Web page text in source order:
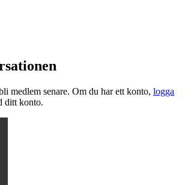
medlem senare. Om du har ett konto, logga
ditt konto.